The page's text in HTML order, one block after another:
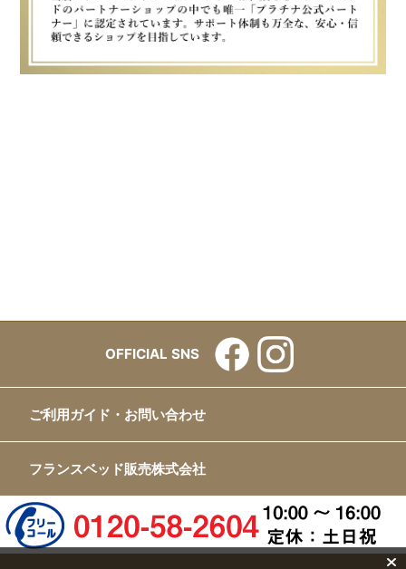
OFFICIAL SNS
ご利用ガイド・お問い合わせ
フランスベッド販売株式会社